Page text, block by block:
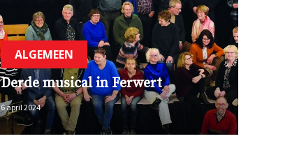
ALGEMEEN
Derde musical in Ferwert
6 april 2024